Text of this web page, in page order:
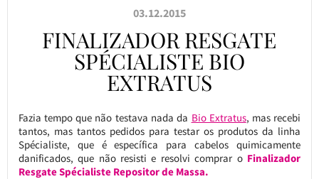
03.12.2015
FINALIZADOR RESGATE
SPÉCIALISTE BIO
EXTRATUS
Fazia tempo que não testava nada da Bio Extratus, mas recebi
tantos, mas tantos pedidos para testar os produtos da linha
Spécialiste, que é específica para cabelos quimicamente
danificados, que não resisti e resolvi comprar o Finalizador
Resgate Spécialiste Repositor de Massa.